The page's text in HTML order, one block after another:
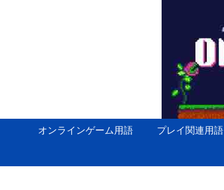
オンラインゲーム用語 プレイ関連用語